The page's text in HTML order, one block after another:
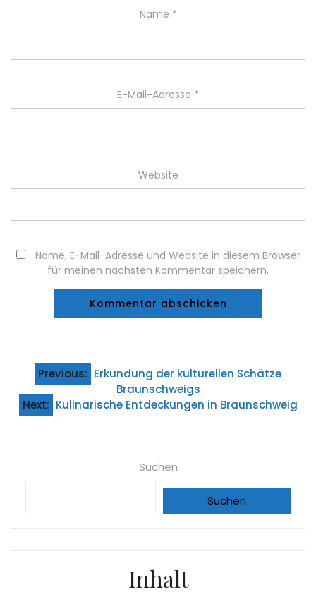
Name *
E-Mail-Adresse *
Website
Name, E-Mail-Adresse und Website in diesem Browser
für meinen nächsten Kommentar speichern.
Beitragsnavigation
Previous: Erkundung der kulturellen Schätze
Braunschweigs
Next: Kulinarische Entdeckungen in Braunschweig
Suchen
Suchen
Inhalt